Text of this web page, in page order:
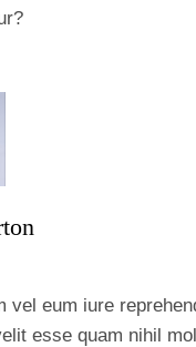
vel eum iure
esse quam nihil